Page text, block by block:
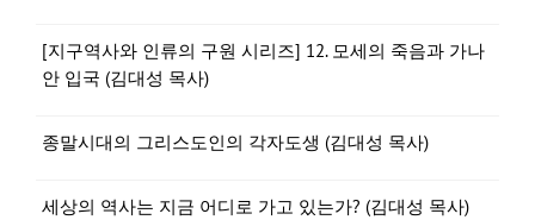
[지구역사와 인류의 구원 시리즈] 12. 모세의 죽음과 가나
안 입국 (김대성 목사)
종말시대의 그리스도인의 각자도생 (김대성 목사)
세상의 역사는 지금 어디로 가고 있는가? (김대성 목사)